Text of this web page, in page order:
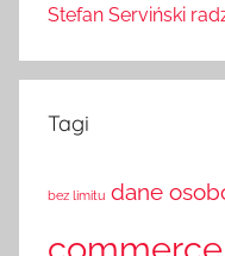
Stefan Serviński
Tagi
bez limitu dane